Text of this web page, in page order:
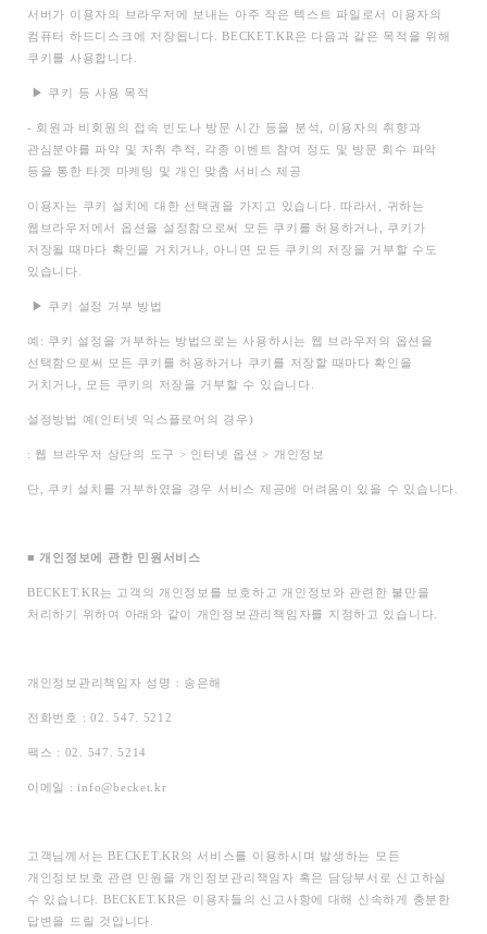
서버가 이용자의 브라우저에 보내는 아주 작은 텍스트 파일로서 이용자의
컴퓨터 하드디스크에 저장됩니다. BECKET.KR은 다음과 같은 목적을 위해
쿠키를 사용합니다.
▶ 쿠키 등 사용 목적
- 회원과 비회원의 접속 빈도나 방문 시간 등을 분석, 이용자의 취향과
관심분야를 파악 및 자취 추적, 각종 이벤트 참여 정도 및 방문 회수 파악
등을 통한 타겟 마케팅 및 개인 맞춤 서비스 제공
이용자는 쿠키 설치에 대한 선택권을 가지고 있습니다. 따라서, 귀하는
웹브라우저에서 옵션을 설정함으로써 모든 쿠키를 허용하거나, 쿠키가
저장될 때마다 확인을 거치거나, 아니면 모든 쿠키의 저장을 거부할 수도
있습니다.
▶ 쿠키 설정 거부 방법
예: 쿠키 설정을 거부하는 방법으로는 사용하시는 웹 브라우저의 옵션을
선택함으로써 모든 쿠키를 허용하거나 쿠키를 저장할 때마다 확인을
거치거나, 모든 쿠키의 저장을 거부할 수 있습니다.
설정방법 예(인터넷 익스플로어의 경우)
: 웹 브라우저 상단의 도구 > 인터넷 옵션 > 개인정보
단, 쿠키 설치를 거부하였을 경우 서비스 제공에 어려움이 있을 수 있습니다.
■ 개인정보에 관한 민원서비스
BECKET.KR 는 고객의 개인정보를 보호하고 개인정보와 관련한 불만을
처리하기 위하여 아래와 같이 개인정보관리책임자를 지정하고 있습니다.
개인정보관리책임자 성명 : 송은해
전화번호 : 02. 547. 5212
팩스 : 02. 547. 5214
이메일 : info@becket.kr
고객님께서는 BECKET.KR의 서비스를 이용하시며 발생하는 모든
개인정보보호 관련 민원을 개인정보관리책임자 혹은 담당부서로 신고하실
수 있습니다. BECKET.KR은 이용자들의 신고사항에 대해 신속하게 충분한
답변을 드릴 것입니다.